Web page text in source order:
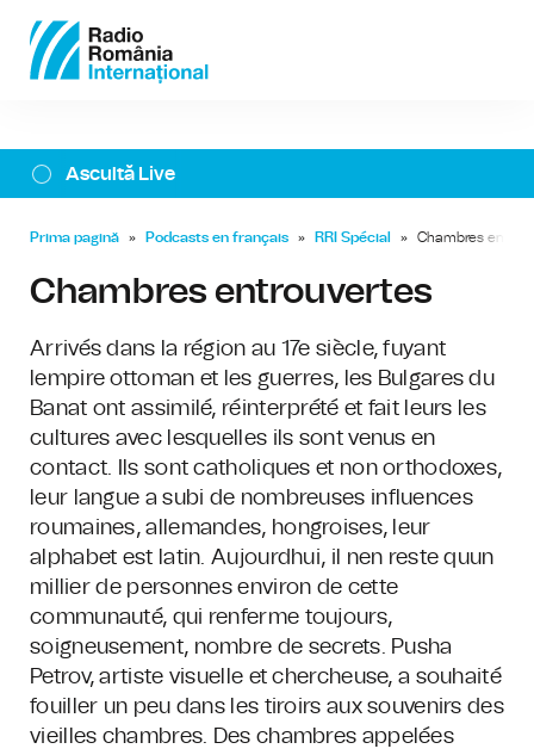
Ascultă Live
Prima pagină » Podcasts en français » RRI Spécial » Chambres
Chambres entrouvertes
Arrivés dans la région au 17e siècle, fuyant
lempire ottoman et les guerres, les Bulgares du
Banat ont assimilé, réinterprété et fait leurs les
cultures avec lesquelles ils sont venus en
contact. Ils sont catholiques et non orthodoxes,
leur langue a subi de nombreuses influences
roumaines, allemandes, hongroises, leur
alphabet est latin. Aujourdhui, il nen reste quun
millier de personnes environ de cette
communauté, qui renferme toujours,
soigneusement, nombre de secrets. Pusha
Petrov, artiste visuelle et chercheuse, a souhaité
fouiller un peu dans les tiroirs aux souvenirs des
vieilles chambres. Des chambres appelées